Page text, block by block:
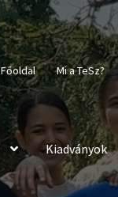
Főoldal Mi a TeSz?
Kiadványok